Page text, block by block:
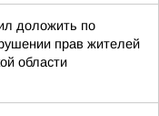
доложить по
прав жителей
области